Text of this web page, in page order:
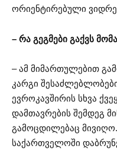
ორიენტირებული ვიდრე
– რა გეგმები გაქვს
– ამ მიმართულებით
კარგი
ევროკავშირის სხვა
დამთავრების შემდეგ
გამოცდილებაც
საქართველოში